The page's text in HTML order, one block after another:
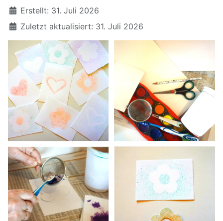
Erstellt: 31. Juli 2026
Zuletzt aktualisiert: 31. Juli 2026